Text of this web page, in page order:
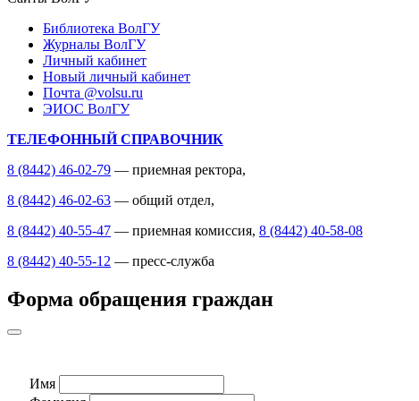
Библиотека ВолГУ
Журналы ВолГУ
Личный кабинет
Новый личный кабинет
Почта @volsu.ru
ЭИОС ВолГУ
ТЕЛЕФОННЫЙ СПРАВОЧНИК
8 (8442) 46-02-79 — приемная ректора,
8 (8442) 46-02-63 — общий отдел,
8 (8442) 40-55-47 — приемная комиссия, 8 (8442) 40-58-08
8 (8442) 40-55-12 — пресс-служба
Форма обращения граждан
Имя